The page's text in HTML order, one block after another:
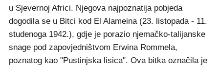
u Sjevernoj Africi. Njegova najpoznatija pobjeda
dogodila se u Bitci kod El Alameina (23. listopada - 11.
studenoga 1942.), gdje je porazio njemačko-talijanske
snage pod zapovjedništvom Erwina Rommela,
poznatog kao "Pustinjska lisica". Ova bitka označila je